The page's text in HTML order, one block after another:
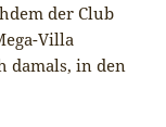
der Club
Villa
damals, in den